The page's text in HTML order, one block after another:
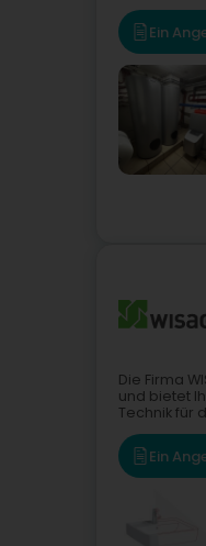
Ein
Die Firma
und bietet
Technik für
Ein